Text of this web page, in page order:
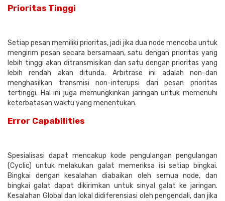
Prioritas Tinggi
Setiap pesan memiliki prioritas, jadi jika dua node mencoba untuk
mengirim pesan secara bersamaan, satu dengan prioritas yang
lebih tinggi akan ditransmisikan dan satu dengan prioritas yang
lebih rendah akan ditunda. Arbitrase ini adalah non-dan
menghasilkan transmisi non-interupsi dari pesan prioritas
tertinggi. Hal ini juga memungkinkan jaringan untuk memenuhi
keterbatasan waktu yang menentukan.
Error Capabilities
Spesialisasi dapat mencakup kode pengulangan pengulangan
(Cyclic) untuk melakukan galat memeriksa isi setiap bingkai.
Bingkai dengan kesalahan diabaikan oleh semua node, dan
bingkai galat dapat dikirimkan untuk sinyal galat ke jaringan.
Kesalahan Global dan lokal didiferensiasi oleh pengendali, dan jika